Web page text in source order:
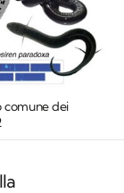
comune dei